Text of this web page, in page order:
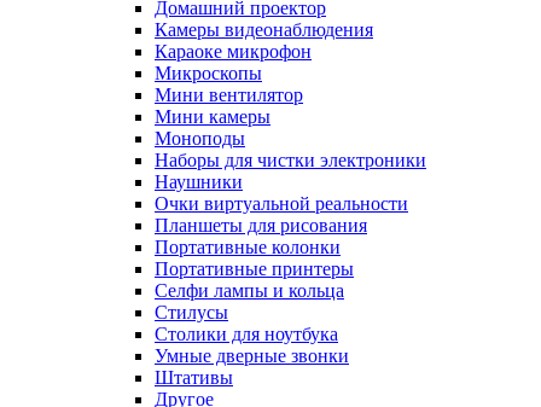
Домашний проектор
Камеры видеонаблюдения
Караоке микрофон
Микроскопы
Мини вентилятор
Мини камеры
Моноподы
Наборы для чистки электроники
Наушники
Очки виртуальной реальности
Планшеты для рисования
Портативные колонки
Портативные принтеры
Селфи лампы и кольца
Стилусы
Столики для ноутбука
Умные дверные звонки
Штативы
Другое